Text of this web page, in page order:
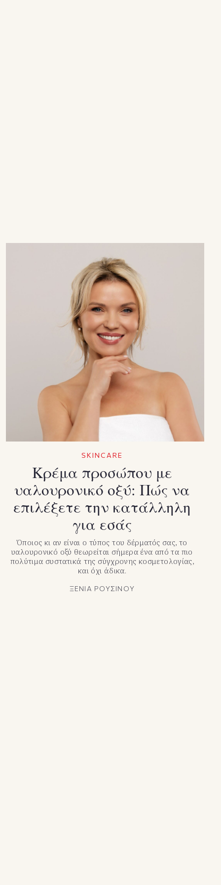
SKINCARE
Κρέμα προσώπου με
υαλουρονικό οξύ: Πώς να
επιλέξετε την κατάλληλη
για εσάς
Όποιος κι αν είναι ο τύπος του δέρματός σας, το
υαλουρονικό οξύ θεωρείται σήμερα ένα από τα πιο
πολύτιμα συστατικά της σύγχρονης κοσμετολογίας,
και όχι άδικα.
ΞΕΝΙΑ ΡΟΥΣΙΝΟΥ